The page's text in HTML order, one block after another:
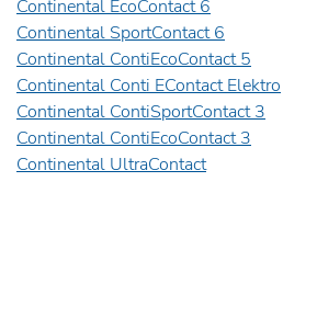
Continental EcoContact 6
Continental SportContact 6
Continental ContiEcoContact 5
Continental Conti EContact Elektro
Continental ContiSportContact 3
Continental ContiEcoContact 3
Continental UltraContact